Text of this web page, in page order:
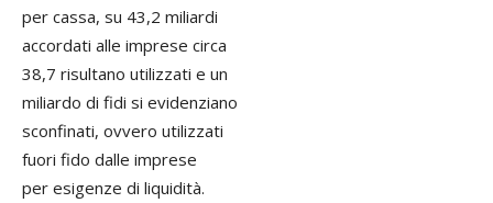
per cassa, su 43,2 miliardi
accordati alle imprese circa
38,7 risultano utilizzati e un
miliardo di fidi si evidenziano
sconfinati, ovvero utilizzati
fuori fido dalle imprese
per esigenze di liquidità.